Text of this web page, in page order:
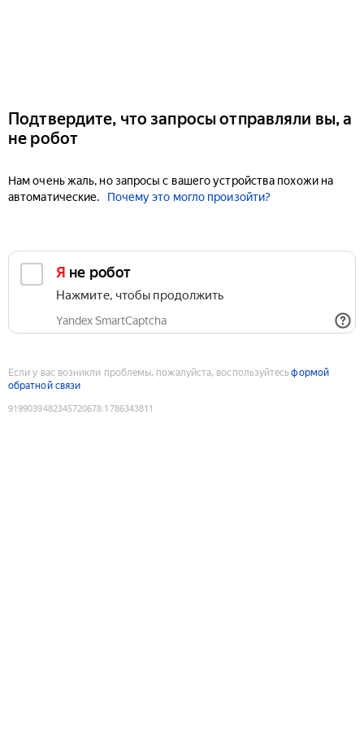
Подтвердите, что запросы отправляли вы, а
не робот
Нам очень жаль, но запросы с вашего устройства похожи на
автоматические.
Почему это могло произойти?
Я не робот
Нажмите, чтобы продолжить
Yandex SmartCaptcha
Если у вас возникли проблемы, пожалуйста, воспользуйтесьформой
обратной связи
9199039482345720678:1786343811